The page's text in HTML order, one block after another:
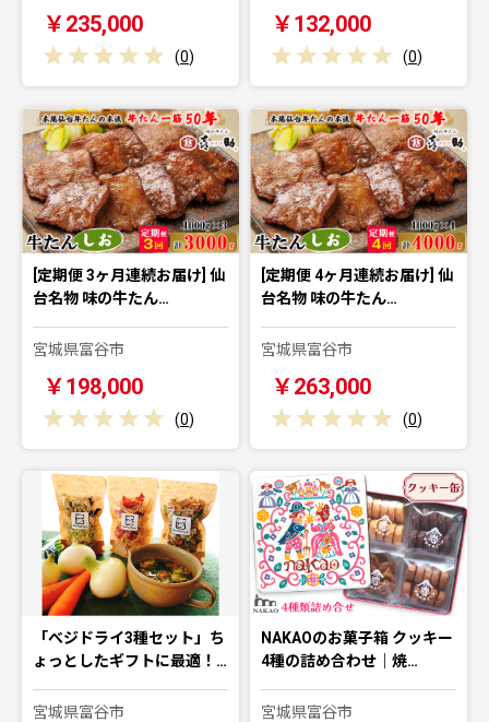
￥235,000
(0)
￥132,000
(0)
[定期便 3ヶ月連続お届け] 仙
台名物 味の牛たん…
宮城県富谷市
￥198,000
(0)
[定期便 4ヶ月連続お届け] 仙
台名物 味の牛たん…
宮城県富谷市
￥263,000
(0)
「べジドライ3種セット」ち
ょっとしたギフトに最適！…
宮城県富谷市
NAKAOのお菓子箱 クッキー
4種の詰め合わせ｜焼…
宮城県富谷市